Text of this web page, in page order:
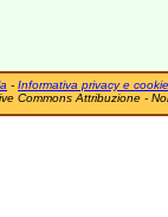
- Informativa privacy e cookie
Commons Attribuzione -